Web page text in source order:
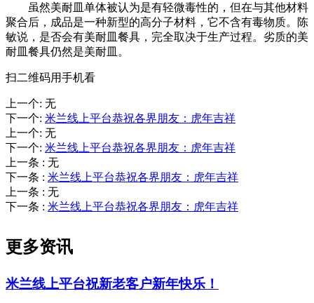
虽然美耐皿单体被认为是有轻微毒性的，但在与其他材料
聚合后，成品是一种新型的高分子材料，它不含有毒物质。陈
敏说，是否会有美耐皿餐具，完全取决于生产过程。劣质的美
耐皿餐具仍然是美耐皿。
扫二维码用手机看
上一个: 无
下一个: 米兰线上平台恭祝各界朋友：虎年吉祥
上一个: 无
下一个: 米兰线上平台恭祝各界朋友：虎年吉祥
上一条 : 无
下一条 : 米兰线上平台恭祝各界朋友：虎年吉祥
上一条 : 无
下一条 : 米兰线上平台恭祝各界朋友：虎年吉祥
更多资讯
米兰线上平台祝新老客户新年快乐！